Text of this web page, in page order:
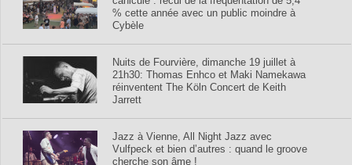
% cette année avec un public moindre à
Cybèle
Nuits de Fourvière, dimanche 19 juillet à
21h30: Thomas Enhco et Maki Namekawa
réinventent The Köln Concert de Keith
Jarrett
Jazz à Vienne, All Night Jazz avec
Vulfpeck et bien d’autres : quand le groove
cherche son âme !